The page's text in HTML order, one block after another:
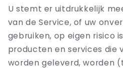
U stemt er uitdrukkelijk
van de Service, of uw
gebruiken, op eigen risico
producten en services die
worden geleverd, worden